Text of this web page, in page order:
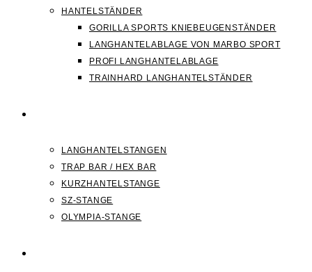
HANTELSTÄNDER
GORILLA SPORTS KNIEBEUGENSTÄNDER
LANGHANTELABLAGE VON MARBO SPORT
PROFI LANGHANTELABLAGE
TRAINHARD LANGHANTELSTÄNDER
LANGHANTELSTANGEN
TRAP BAR / HEX BAR
KURZHANTELSTANGE
SZ-STANGE
OLYMPIA-STANGE